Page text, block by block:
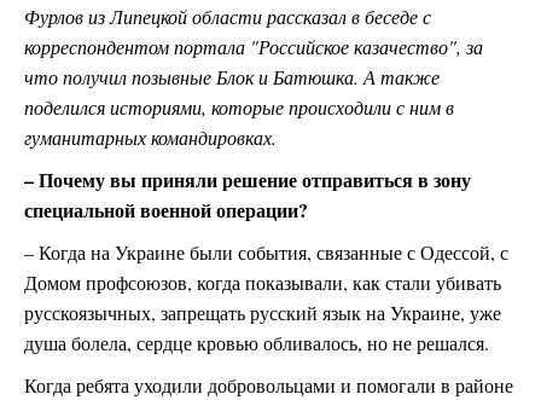
Фурлов из Липецкой области рассказал в беседе с
корреспондентом портала "Российское казачество", за
что получил позывные Блок и Батюшка. А также
поделился историями, которые происходили с ним в
гуманитарных командировках.
– Почему вы приняли решение отправиться в зону
специальной военной операции?
– Когда на Украине были события, связанные с Одессой, с
Домом профсоюзов, когда показывали, как стали убивать
русскоязычных, запрещать русский язык на Украине, уже
душа болела, сердце кровью обливалось, но не решался.
Когда ребята уходили добровольцами и помогали в районе